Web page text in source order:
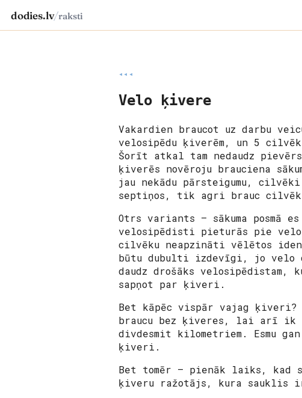
dodies.lv/raksti
◂◂◂
Velo ķivere
Vakardien braucot uz darbu
velosipēdu ķiverēm, un 5
Šorīt atkal tam nedaudz
ķiverēs novēroju brauciena
jau nekādu pārsteigumu,
septiņos, tik agri brauc
Otrs variants – sākuma posmā
velosipēdisti pieturās pie
cilvēku neapzināti vēlētos
būtu dubulti izdevīgi, jo velo
daudz drošāks
sapņot par ķiveri.
Bet kāpēc vispār vajag ķiveri?
braucu bez ķiveres, lai arī ik
divdesmit kilometriem. Esmu
ķiveri.
Bet tomēr – pienāk laiks, kad
ķiveru ražotājs, kura sauklis